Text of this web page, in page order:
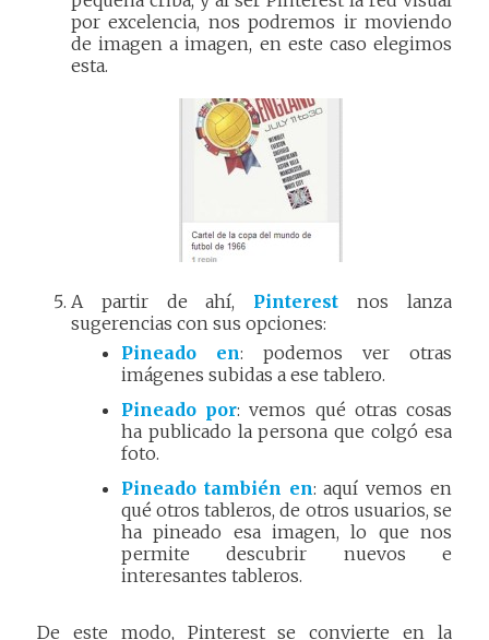
por excelencia, nos podremos ir moviendo
de imagen a imagen, en este caso elegimos
esta.
A partir de ahí, Pinterest nos lanza
sugerencias con sus opciones:
Pineado en: podemos ver otras
imágenes subidas a ese tablero.
Pineado por: vemos qué otras cosas
ha publicado la persona que colgó esa
foto.
Pineado también en: aquí vemos en
qué otros tableros, de otros usuarios, se
ha pineado esa imagen, lo que nos
permite descubrir nuevos e
interesantes tableros.
De este modo, Pinterest se convierte en la